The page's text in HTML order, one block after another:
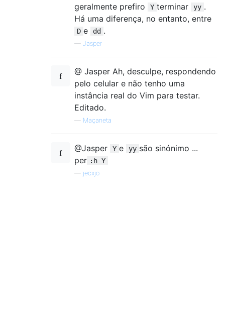
geralmente prefiro
Y terminar yy .
Há uma diferença, no entanto, entre
D e dd .
— Jasper
@ Jasper Ah, desculpe, respondendo
pelo celular e não tenho uma
instância real do Vim para testar.
Editado.
— Maçaneta
@Jasper Y e yy são sinónimo ...
per :h Y
jecxjo